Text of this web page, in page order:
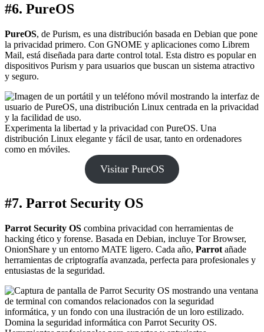
#6. PureOS
PureOS, de Purism, es una distribución basada en Debian que pone
la privacidad primero. Con GNOME y aplicaciones como Librem
Mail, está diseñada para darte control total. Esta distro es popular en
dispositivos Purism y para usuarios que buscan un sistema atractivo
y seguro.
Experimenta la libertad y la privacidad con PureOS. Una
distribución Linux elegante y fácil de usar, tanto en ordenadores
como en móviles.
Visitar PureOS
#7. Parrot Security OS
Parrot Security OS combina privacidad con herramientas de
hacking ético y forense. Basada en Debian, incluye Tor Browser,
OnionShare y un entorno MATE ligero. Cada año, Parrot añade
herramientas de criptografía avanzada, perfecta para profesionales y
entusiastas de la seguridad.
Domina la seguridad informática con Parrot Security OS.